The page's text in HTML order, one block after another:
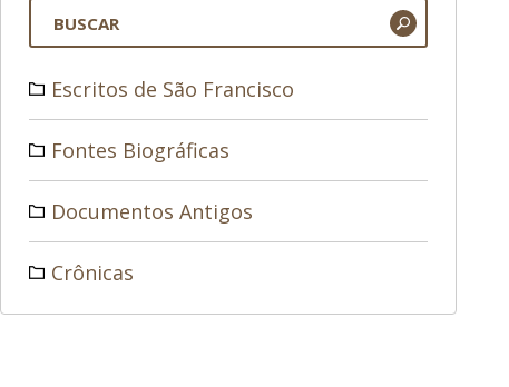
Escritos de São Francisco
Fontes Biográficas
Documentos Antigos
Crônicas